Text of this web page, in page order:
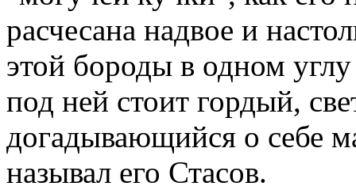
расчесана надвое и
этой бороды в одном
под ней стоит гордый,
догадывающийся о себе
называл его Стасов.